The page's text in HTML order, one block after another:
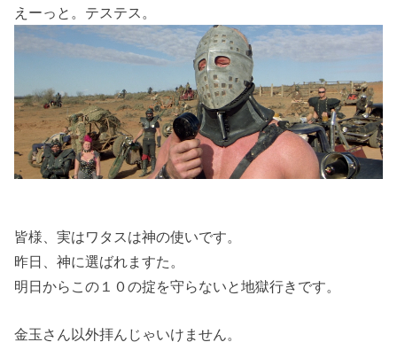
えーっと。テステス。
皆様、実はワタスは神の使いです。
昨日、神に選ばれますた。
明日からこの１０の掟を守らないと地獄行きです。
金玉さん以外拝んじゃいけません。